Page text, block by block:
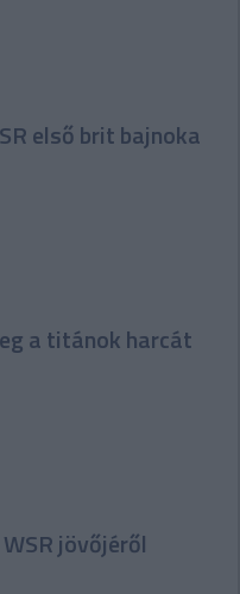
első brit bajnoka
a titánok harcát
jövőjéről